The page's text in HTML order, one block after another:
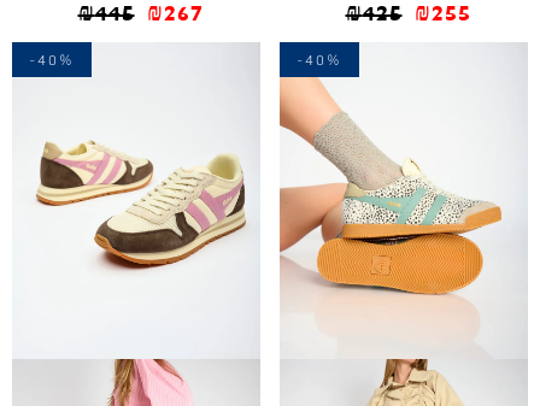
₪425 ₪255
₪445 ₪267
-40%
-40%